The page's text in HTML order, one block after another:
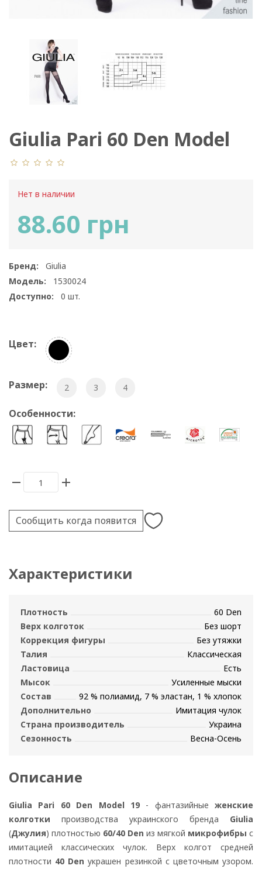
Giulia Pari 60 Den Model
19
Нет в наличии
88.60 грн
Бренд:
Giulia
Модель:
1530024
Доступно:
0 шт.
Цвет:
Размер: 2 3 4
Особенности:
Сообщить когда появится
Характеристики
Плотность
60 Den
Верх колготок
Без шорт
Коррекция фигуры
Без утяжки
Талия
Классическая
Ластовица
Есть
Мысок
Усиленные мыски
Состав
92 % полиамид, 7 % эластан, 1 % хлопок
Дополнительно
Имитация чулок
Страна производитель
Украина
Сезонность
Весна-Осень
Описание
Giulia Pari 60 Den Model 19- фантазийные женские
колготки производства украинского бренда Giulia
(Джулия) плотностью 60/40 Den из мягкой микрофибры с
имитацией классических чулок. Верх колгот средней
плотности 40 Den украшен резинкой с цветочным узором.